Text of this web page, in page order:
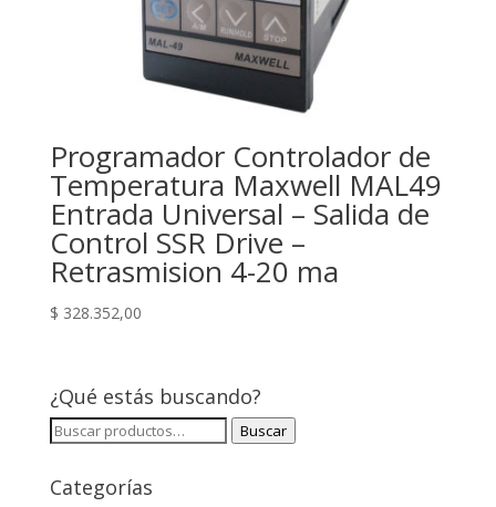
Programador Controlador de
Temperatura Maxwell MAL49
Entrada Universal – Salida de
Control SSR Drive –
Retrasmision 4-20 ma
$ 328.352,00
¿Qué estás buscando?
Buscar
Buscar
Categorías